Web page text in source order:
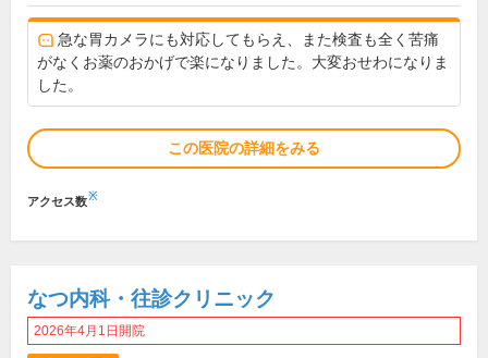
急な胃カメラにも対応してもらえ、また検査も全く苦痛
がなくお薬のおかげで楽になりました。大変おせわになりま
した。
この医院の詳細をみる
アクセス数※
なつ内科・往診クリニック
2026年4月1日開院